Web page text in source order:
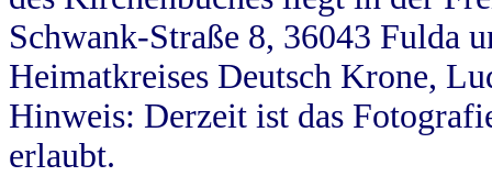
Schwank-Straße 8, 36043 Fulda
Heimatkreises Deutsch Krone,
Hinweis: Derzeit ist das
erlaubt.